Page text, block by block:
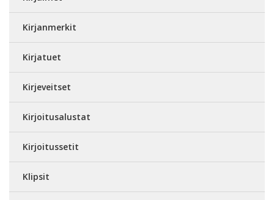
Kirjanmerkit
Kirjatuet
Kirjeveitset
Kirjoitusalustat
Kirjoitussetit
Klipsit